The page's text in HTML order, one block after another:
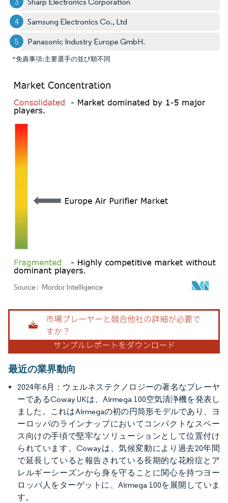
Samsung Electronics Co., Ltd
Panasonic Industry Europe GmbH.
*免責事項:主要選手の並び順不同
画像 © Mordor Intelligence。再利用にはCC BY 4.0の表示が必要です。
最近の業界動向
2024年6月：ウェルネステクノロジーの著名なプレーヤ
ーであるCoway UKは、Airmega 100空気清浄機を発表し
ました。これはAirmegaの初の円筒形モデルであり、ヨ
ーロッパのラインナップにおいてコンパクトなスペー
ス向けの手頃で堅牢なソリューションとして位置付け
られています。Cowayは、気候変動により過去20年間
で延長していると報告されている長期的な花粉症とア
レルギーシーズンから身を守ることに関心を持つヨー
ロッパ人をターゲットに、Airmega 100を展開していま
す。